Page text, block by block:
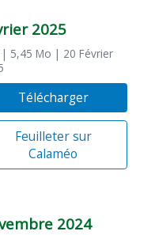
2025
| 5,45 Mo | 20 Février
Télécharger
Feuilleter sur
Calaméo
2024